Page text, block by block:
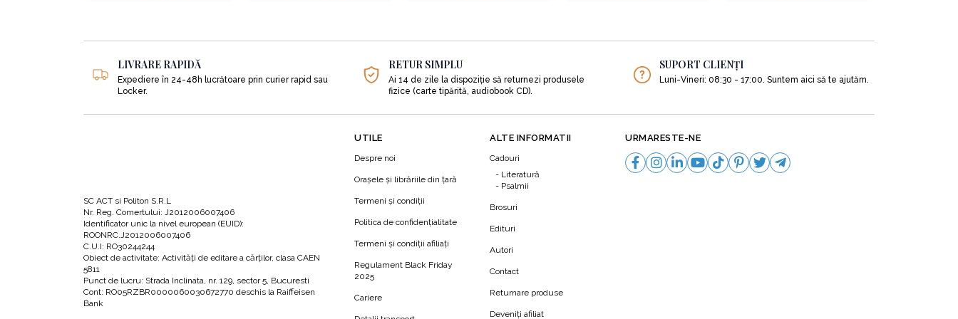
Reprezintă adăposturi extraordinare pentru biodiversitate, chiar mai mult decât acele hoteluri pentru insecte pe care le aveți probabil în grădină. Ele reprezintă de
asemenea o bună protecție împotriva vântului și o sursă de tocătură de crengi tinere,
6. Uneltele necesare pentru grădina de legume
Iată care sunt, din punctul de vedere al autorului, cele mai importante unelte pe care trebuie să le dețineți pentru o grădină de legume familială:
• Campaniola
• Furca pentru săpat
• Tridentul
• Motocositoarea
• Grebla
• Tocătorul
LIVRARE RAPIDĂ
Expediere în 24-48h lucrătoare prin curier rapid sau
Locker.
RETUR SIMPLU
Ai 14 de zile la dispoziție să returnezi produsele
fizice (carte tipărită, audiobook CD).
SUPORT CLIENȚI
Luni-Vineri: 08:30 - 17:00. Suntem aici să te ajutăm.
SC ACT si Politon S.R.L
Nr. Reg. Comertului: J2012006007406
Identificator unic la nivel european (EUID):
ROONRC.J2012006007406
C.U.I: RO30244244
Obiect de activitate: Activităţi de editare a cărţilor, clasa CAEN
5811
Punct de lucru: Strada Inclinata, nr. 129, sector 5, Bucuresti
Cont: RO05RZBR0000060030672770 deschis la Raiffeisen
Bank
UTILE
Despre noi
Orașele și librăriile din țară
Termeni şi condiţii
Politica de confidenţialitate
Termeni şi condiţii afiliaţi
Regulament Black Friday
2025
Cariere
ALTE INFORMATII
Cadouri
Literatură
Psalmii
Brosuri
Edituri
Autori
Contact
Returnare produse
Deveniți afiliat
URMARESTE-NE